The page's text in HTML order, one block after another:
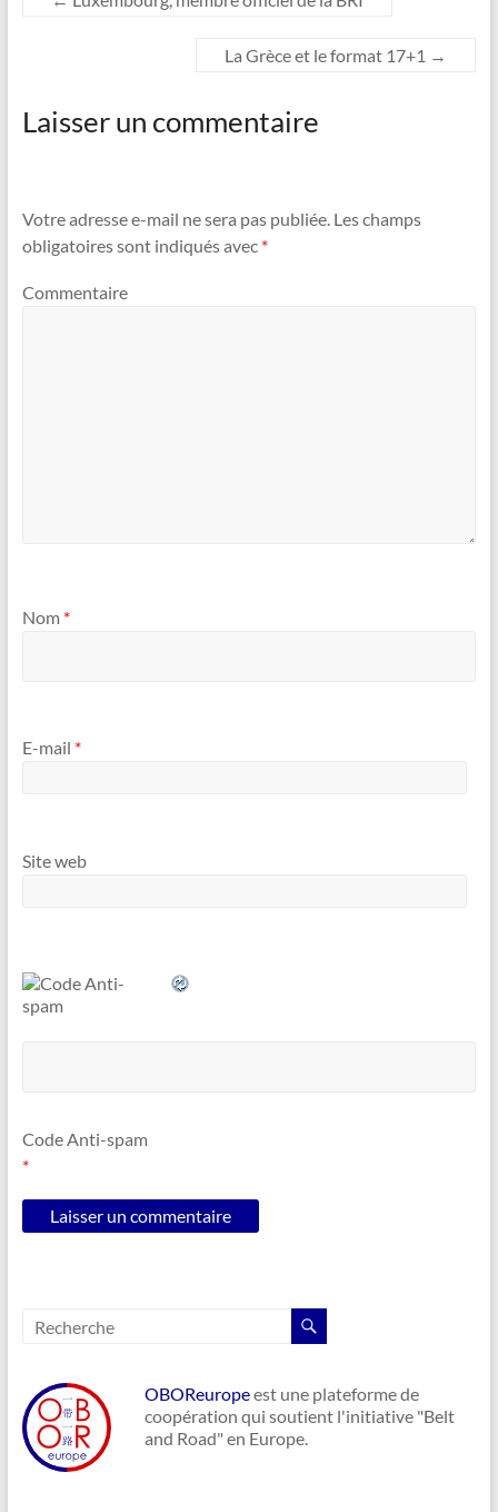
La Grèce et le format 17+1 →
Laisser un commentaire
Votre adresse e-mail ne sera pas publiée.Les champs
obligatoires sont indiqués avec *
Commentaire
Nom *
E-mail *
Site web
Code Anti-spam
*
OBOReuropeest une plateforme de
coopération qui soutient l'initiative "Belt
and Road" en Europe.